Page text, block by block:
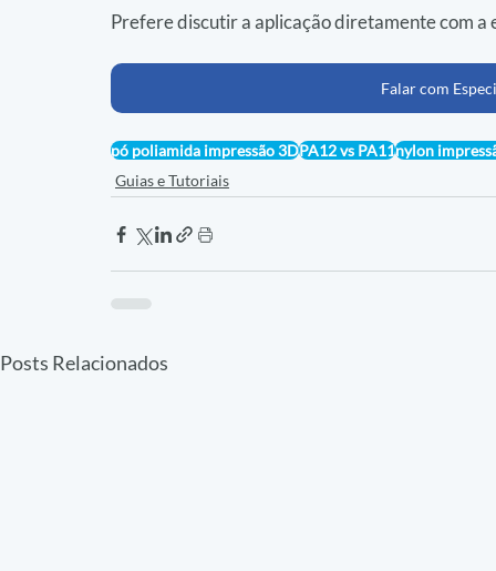
Prefere discutir a aplicação diretamente com a
Falar com
pó poliamida impressão 3DPA12 vs PA11nylon
Guias e Tutoriais
Posts Relacionados